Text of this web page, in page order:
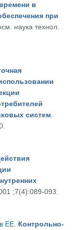
в
при
наука технол.
GPS-
систем
потребителей
спутниковых систем
;7(4):089-093.
путях
ЕЕ Контрольно-